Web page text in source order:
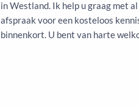
in Westland. Ik help u graag met
afspraak voor een kosteloos
binnenkort. U bent van harte